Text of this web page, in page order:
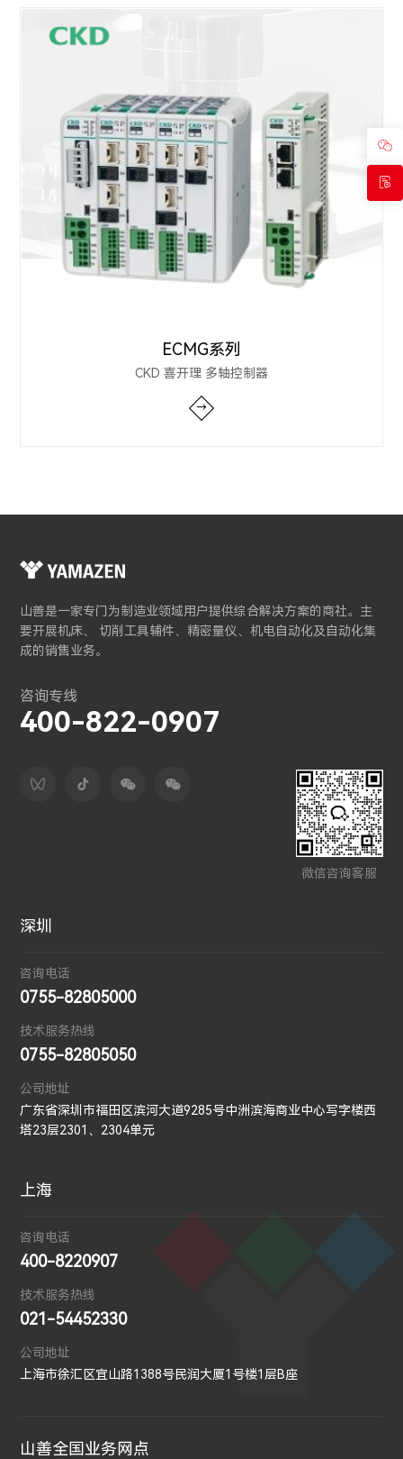
ECMG系列
CKD 喜开理 多轴控制器
→
山善是一家专门为制造业领域用户提供综合解决方案的商社。主
要开展机床、 切削工具辅件、精密量仪、机电自动化及自动化集
成的销售业务。
咨询专线
400-822-0907
微信咨询客服
深圳
咨询电话
0755-82805000
技术服务热线
0755-82805050
公司地址
广东省深圳市福田区滨河大道9285号中洲滨海商业中心写字楼西
塔23层2301、2304单元
上海
咨询电话
400-8220907
技术服务热线
021-54452330
公司地址
上海市徐汇区宜山路1388号民润大厦1号楼1层B座
山善全国业务网点